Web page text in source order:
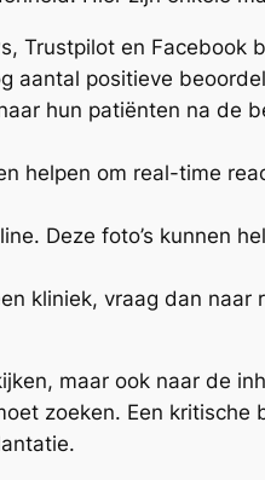
Trustpilot en Facebook
aantal positieve
hun patiënten na de
helpen om real-time
Deze foto’s kunnen
kliniek, vraag dan
maar ook naar de
zoeken. Een kritische